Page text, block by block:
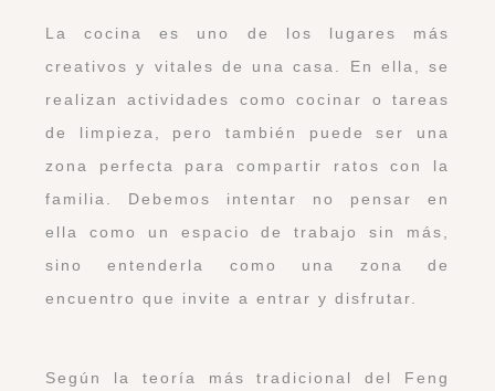
La cocina es uno de los lugares más
creativos y vitales de una casa. En ella, se
realizan actividades como cocinar o tareas
de limpieza, pero también puede ser una
zona perfecta para compartir ratos con la
familia. Debemos intentar no pensar en
ella como un espacio de trabajo sin más,
sino entenderla como una zona de
encuentro que invite a entrar y disfrutar.
Según la teoría más tradicional del Feng